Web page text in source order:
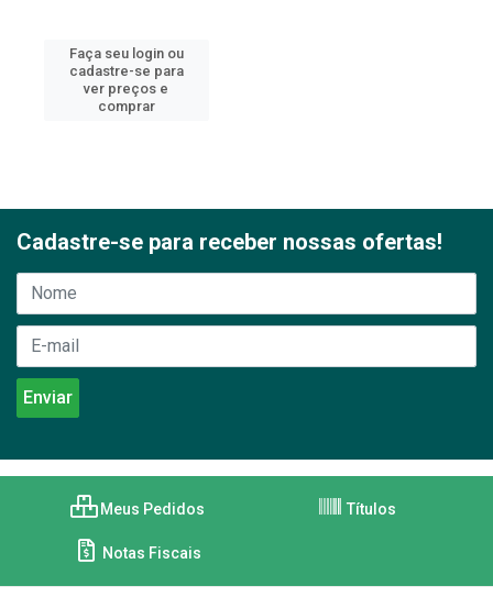
Faça seu login ou
cadastre-se para
ver preços e
comprar
Cadastre-se para receber nossas ofertas!
Meus Pedidos Títulos
Notas Fiscais